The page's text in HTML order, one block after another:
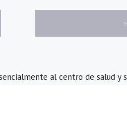
al centro de salud y